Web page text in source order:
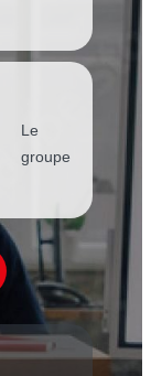
Le
groupe